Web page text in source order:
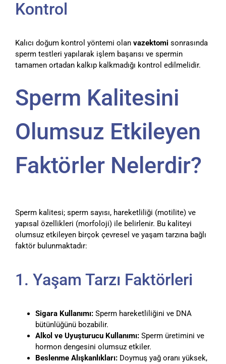
Kontrol
Kalıcı doğum kontrol yöntemi olan vazektomi sonrasında
sperm testleri yapılarak işlem başarısı ve spermin
tamamen ortadan kalkıp kalkmadığı kontrol edilmelidir.
Sperm Kalitesini
Olumsuz Etkileyen
Faktörler Nelerdir?
Sperm kalitesi; sperm sayısı, hareketliliği (motilite) ve
yapısal özellikleri (morfoloji) ile belirlenir. Bu kaliteyi
olumsuz etkileyen birçok çevresel ve yaşam tarzına bağlı
faktör bulunmaktadır:
1. Yaşam Tarzı Faktörleri
Sigara Kullanımı:Sperm hareketliliğini ve DNA
bütünlüğünü bozabilir.
Alkol ve Uyuşturucu Kullanımı:Sperm üretimini ve
hormon dengesini olumsuz etkiler.
Beslenme Alışkanlıkları:Doymuş yağ oranı yüksek,